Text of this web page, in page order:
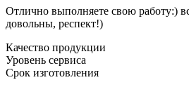
Отлично выполняете свою работу:)
довольны, респект!)
Качество продукции
Уровень сервиса
Срок изготовления